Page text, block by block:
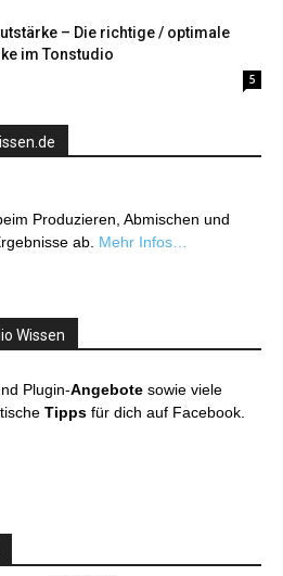
– Die richtige / optimale
im Tonstudio
5
Produzieren, Abmischen und
ab. Mehr Infos…
Wissen
Plugin-Angebote sowie viele
Tipps für dich auf Facebook.